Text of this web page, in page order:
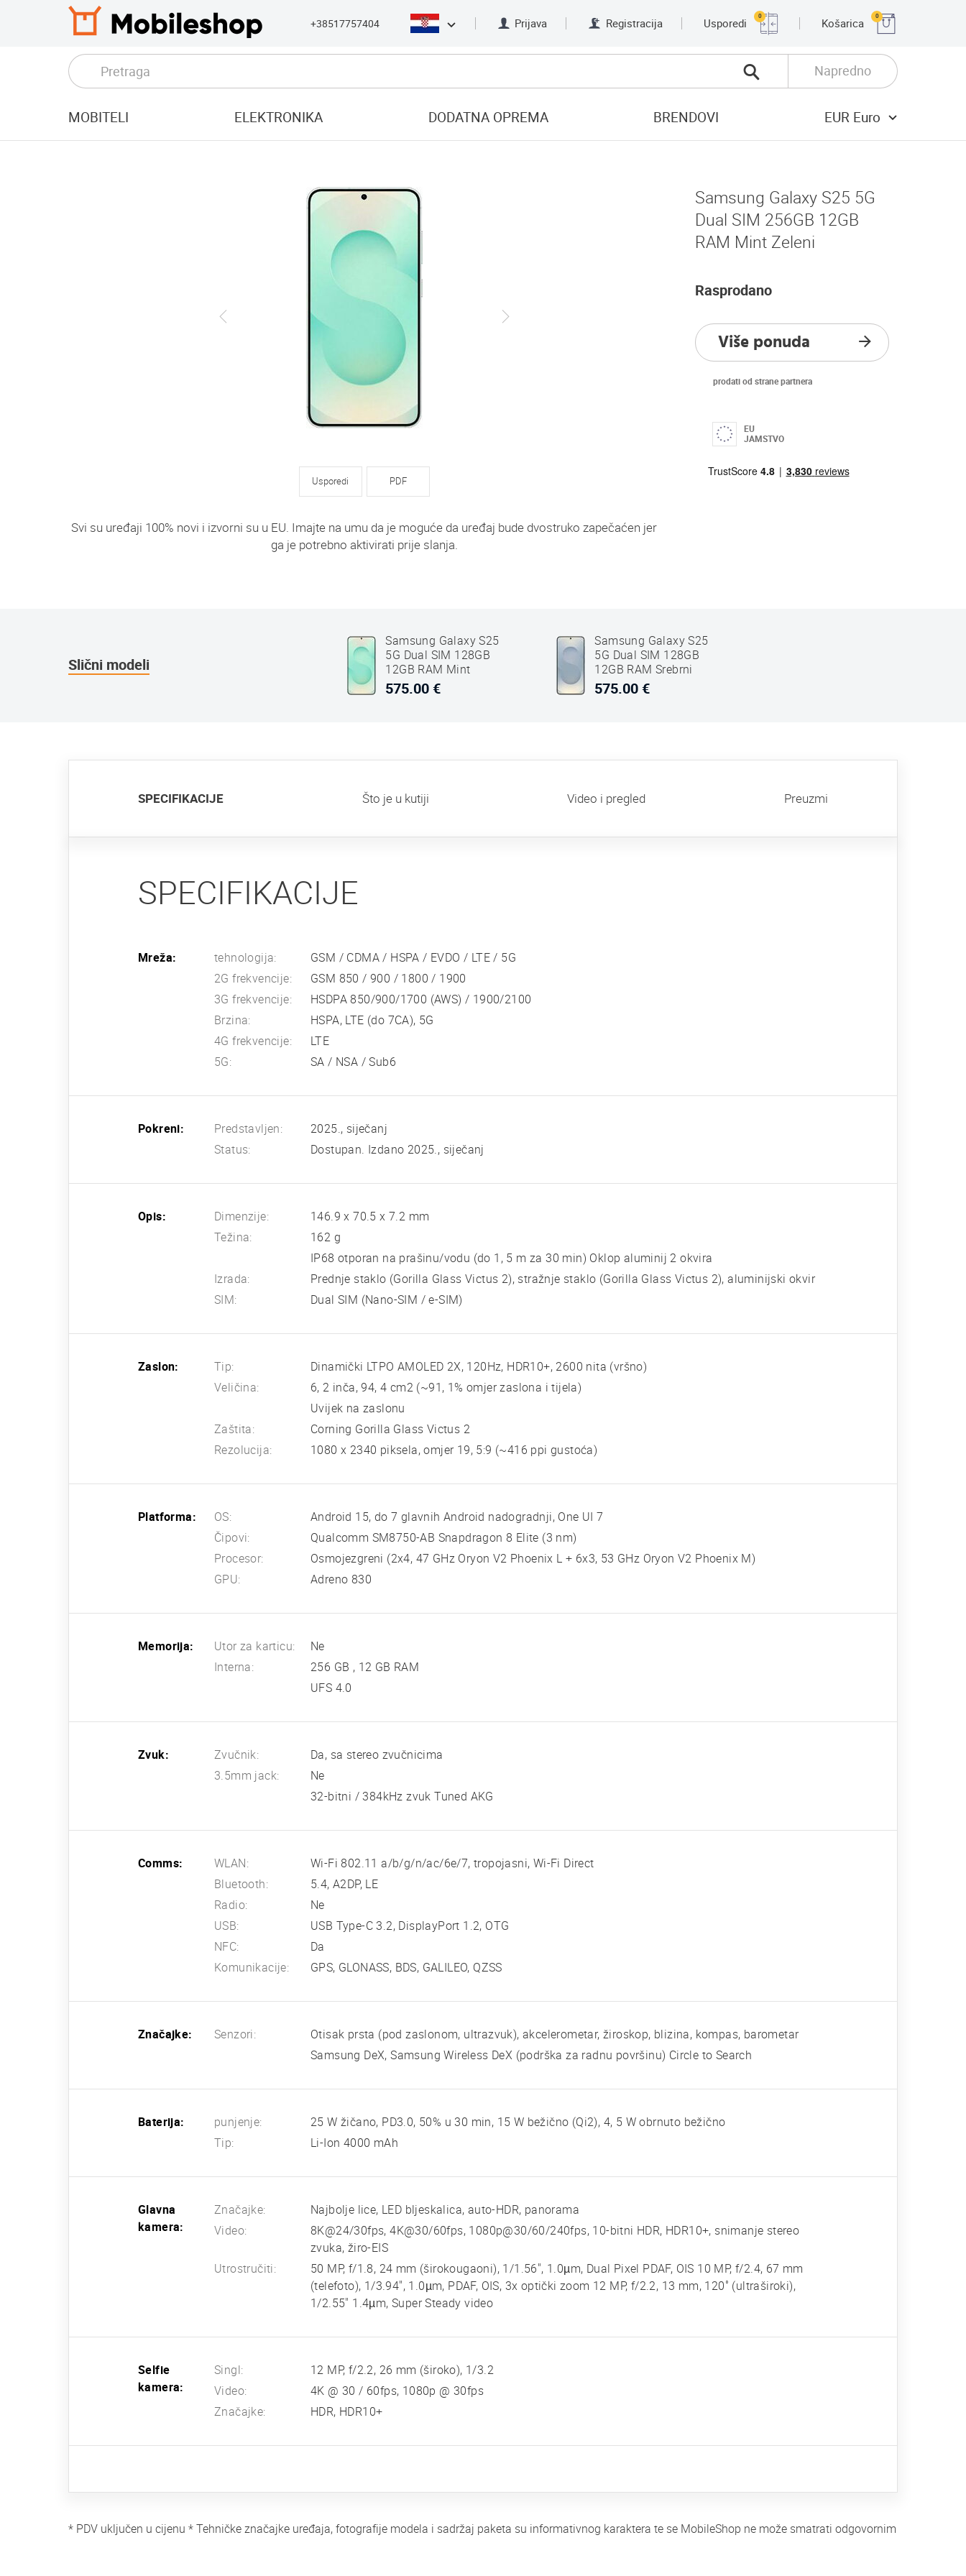
+38517757404 Prijava Registracija Usporedi
0
Košarica
0
Napredno
MOBITELI ELEKTRONIKA DODATNA OPREMA BRENDOVI EUR Euro
Usporedi PDF
Svi su uređaji 100% novi i izvorni su u EU. Imajte na umu da je moguće da uređaj bude dvostruko zapečaćen jer
ga je potrebno aktivirati prije slanja.
Samsung Galaxy S25 5G
Dual SIM 256GB 12GB
RAM Mint Zeleni
Rasprodano
Više ponuda
prodati od strane partnera
EU
JAMSTVO
Slični modeli
Samsung Galaxy S25
5G Dual SIM 128GB
12GB RAM Mint
Zeleni
575.00 €
Samsung Galaxy S25
5G Dual SIM 128GB
12GB RAM Srebrni
575.00 €
SPECIFIKACIJE Što je u kutiji Video i pregled Preuzmi
SPECIFIKACIJE
Mreža: tehnologija:
GSM / CDMA / HSPA / EVDO / LTE / 5G
2G frekvencije:
GSM 850 / 900 / 1800 / 1900
3G frekvencije:
HSDPA 850/900/1700 (AWS) / 1900/2100
Brzina:
HSPA, LTE (do 7CA), 5G
4G frekvencije:
LTE
5G:
SA / NSA / Sub6
Pokreni: Predstavljen:
2025., siječanj
Status:
Dostupan. Izdano 2025., siječanj
Opis: Dimenzije:
146.9 x 70.5 x 7.2 mm
Težina:
162 g
IP68 otporan na prašinu/vodu (do 1, 5 m za 30 min) Oklop aluminij 2 okvira
Izrada:
Prednje staklo (Gorilla Glass Victus 2), stražnje staklo (Gorilla Glass Victus 2), aluminijski okvir
SIM:
Dual SIM (Nano-SIM / e-SIM)
Zaslon: Tip:
Dinamički LTPO AMOLED 2X, 120Hz, HDR10+, 2600 nita (vršno)
Veličina:
6, 2 inča, 94, 4 cm2 (~91, 1% omjer zaslona i tijela)
Uvijek na zaslonu
Zaštita:
Corning Gorilla Glass Victus 2
Rezolucija:
1080 x 2340 piksela, omjer 19, 5:9 (~416 ppi gustoća)
Platforma: OS:
Android 15, do 7 glavnih Android nadogradnji, One UI 7
Čipovi:
Qualcomm SM8750-AB Snapdragon 8 Elite (3 nm)
Procesor:
Osmojezgreni (2x4, 47 GHz Oryon V2 Phoenix L + 6x3, 53 GHz Oryon V2 Phoenix M)
GPU:
Adreno 830
Memorija: Utor za karticu:
Ne
Interna:
256 GB , 12 GB RAM
UFS 4.0
Zvuk: Zvučnik:
Da, sa stereo zvučnicima
3.5mm jack:
Ne
32-bitni / 384kHz zvuk Tuned AKG
Comms: WLAN:
Wi-Fi 802.11 a/b/g/n/ac/6e/7, tropojasni, Wi-Fi Direct
Bluetooth:
5.4, A2DP, LE
Radio:
Ne
USB:
USB Type-C 3.2, DisplayPort 1.2, OTG
NFC:
Da
Komunikacije:
GPS, GLONASS, BDS, GALILEO, QZSS
Značajke: Senzori:
Otisak prsta (pod zaslonom, ultrazvuk), akcelerometar, žiroskop, blizina, kompas, barometar
Samsung DeX, Samsung Wireless DeX (podrška za radnu površinu) Circle to Search
Baterija: punjenje:
25 W žičano, PD3.0, 50% u 30 min, 15 W bežično (Qi2), 4, 5 W obrnuto bežično
Tip:
Li-Ion 4000 mAh
Glavna
kamera:
Značajke:
Najbolje lice, LED bljeskalica, auto-HDR, panorama
Video:
8K@24/30fps, 4K@30/60fps, 1080p@30/60/240fps, 10-bitni HDR, HDR10+, snimanje stereo
zvuka, žiro-EIS
Utrostručiti:
50 MP, f/1.8, 24 mm (širokougaoni), 1/1.56", 1.0µm, Dual Pixel PDAF, OIS 10 MP, f/2.4, 67 mm
(telefoto), 1/3.94", 1.0µm, PDAF, OIS, 3x optički zoom 12 MP, f/2.2, 13 mm, 120˚ (ultraširoki),
1/2.55" 1.4µm, Super Steady video
Selfie
kamera:
Singl:
12 MP, f/2.2, 26 mm (široko), 1/3.2
Video:
4K @ 30 / 60fps, 1080p @ 30fps
Značajke:
HDR, HDR10+
* PDV uključen u cijenu * Tehničke značajke uređaja, fotografije modela i sadržaj paketa su informativnog karaktera te se MobileShop ne može smatrati odgovornim